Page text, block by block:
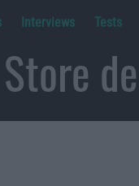
Interviews Tests